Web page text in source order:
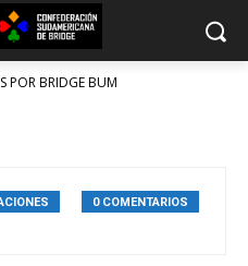
POR BRIDGE BUM
0 COMENTARIOS